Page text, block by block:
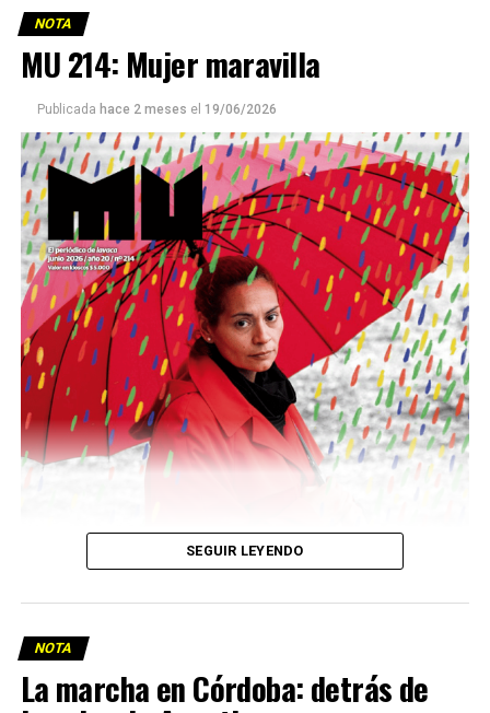
Este número 215 de MU ☝️viene con doble tapa, que
podría ser una frase:
Sin chamuyo, a remarla.
Descargar la Mu en PDF
NOTA
MU 214: Mujer maravilla
Publicada hace 2 meses el 19/06/2026
SEGUIR LEYENDO
NOTA
La marcha en Córdoba: detrás de